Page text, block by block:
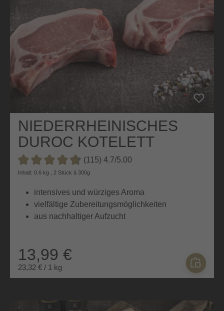
NIEDERRHEINISCHES
DUROC KOTELETT
Durchschnittliche Bewertung von 4.7 von 5 Sternen
(115) 4.7/5.00
Inhalt: 0.6 kg , 2 Stück à 300g
intensives und würziges Aroma
vielfältige Zubereitungsmöglichkeiten
aus nachhaltiger Aufzucht
13,99 €
23,32 € / 1 kg